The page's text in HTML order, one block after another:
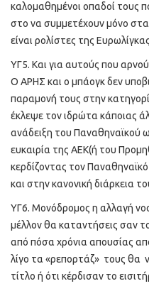
καλομαθημένοι οπαδοί τους
στο να συμμετέχουν μόνο
είναι ρολίστες της
ΥΓ5. Και για αυτούς που
Ο ΑΡΗΣ και ο μπάογκ δεν
παραμονή τους στην
έκλεψε τον ιδρώτα κάποιας
ανάδειξη του Παναθηναϊκού
ευκαιρία της ΑΕΚ(ή του
κερδίζοντας τον
και στην κανονική διάρκεια
ΥΓ6. Μονόδρομος η αλλαγή
μέλλον θα καταντήσεις σαν
από πόσα χρόνια απουσίας
λίγο τα «ρεπορτάζ» τους θα
τίτλο ή ότι κέρδισαν το